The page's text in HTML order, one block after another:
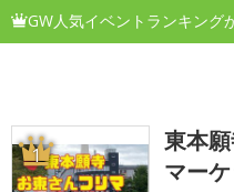
GW人気イベントランキング
1
東本
マー